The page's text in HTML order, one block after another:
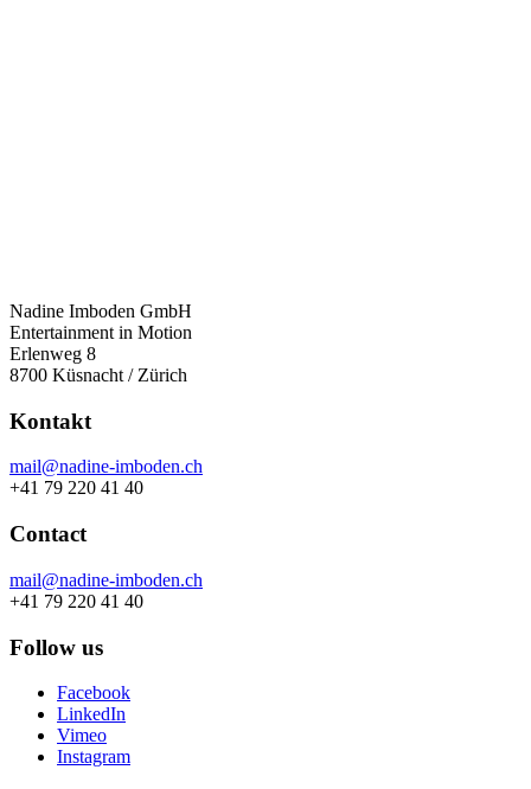
Nadine Imboden GmbH
Entertainment in Motion
Erlenweg 8
8700 Küsnacht / Zürich
Kontakt
mail@nadine-imboden.ch
+41 79 220 41 40
Contact
mail@nadine-imboden.ch
+41 79 220 41 40
Follow us
Facebook
LinkedIn
Vimeo
Instagram